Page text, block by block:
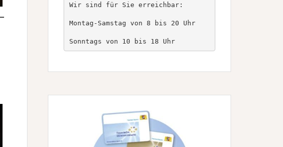
Wir sind für Sie erreichbar:
Montag-Samstag von 8 bis 20 Uhr
Sonntags von 10 bis 18 Uhr